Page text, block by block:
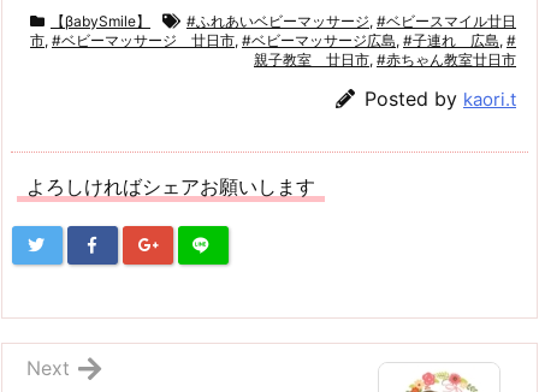
【βabySmile】 #ふれあいベビーマッサージ, #ベビースマイル廿日
市, #ベビーマッサージ 廿日市, #ベビーマッサージ広島, #子連れ 広島, #
親子教室 廿日市, #赤ちゃん教室廿日市
Posted by kaori.t
よろしければシェアお願いします
Next